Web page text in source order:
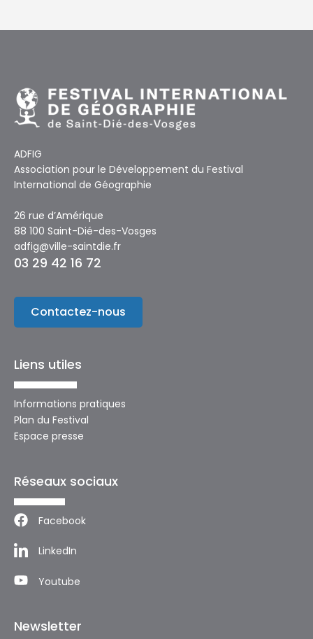
ADFIG
Association pour le Développement du Festival
International de Géographie
26 rue d’Amérique
88 100 Saint-Dié-des-Vosges
adfig@ville-saintdie.fr
03 29 42 16 72
Contactez-nous
Liens utiles
Informations pratiques
Plan du Festival
Espace presse
Réseaux sociaux
Facebook
LinkedIn
Youtube
Newsletter